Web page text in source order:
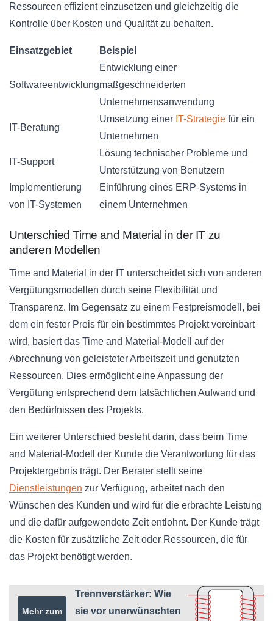
Ressourcen effizient einzusetzen und gleichzeitig die
Kontrolle über Kosten und Qualität zu behalten.
Einsatzgebiet Beispiel
Softwareentwicklung
Entwicklung einer
maßgeschneiderten
Unternehmensanwendung
IT-Beratung
Umsetzung einer IT-Strategie für ein
Unternehmen
IT-Support
Lösung technischer Probleme und
Unterstützung von Benutzern
Implementierung
von IT-Systemen
Einführung eines ERP-Systems in
einem Unternehmen
Unterschied Time and Material in der IT zu
anderen Modellen
Time and Material in der IT unterscheidet sich von anderen
Vergütungsmodellen durch seine Flexibilität und
Transparenz. Im Gegensatz zu einem Festpreismodell, bei
dem ein fester Preis für ein bestimmtes Projekt vereinbart
wird, basiert das Time and Material-Modell auf der
Abrechnung von geleisteter Arbeitszeit und genutzten
Ressourcen. Dies ermöglicht eine Anpassung der
Vergütung entsprechend dem tatsächlichen Aufwand und
den Bedürfnissen des Projekts.
Ein weiterer Unterschied besteht darin, dass beim Time
and Material-Modell der Kunde die Verantwortung für das
Projektergebnis trägt. Der Berater stellt seine
Dienstleistungen zur Verfügung, arbeitet nach den
Wünschen des Kunden und wird für die erbrachte Leistung
und die dafür aufgewendete Zeit entlohnt. Der Kunde trägt
die Kosten für zusätzliche Zeit oder Ressourcen, die für
das Projekt benötigt werden.
Mehr zum
Trennverstärker: Wie
sie vor unerwünschten